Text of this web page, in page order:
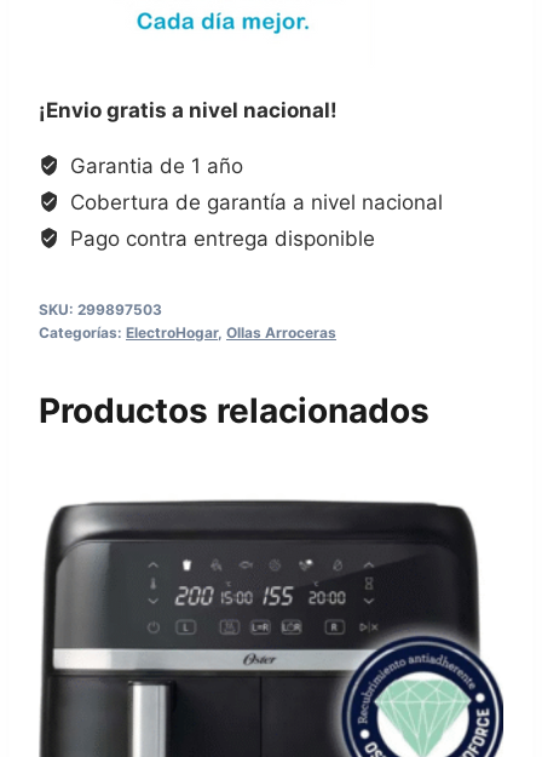
¡Envio gratis a nivel nacional!
Garantia de 1 año
Cobertura de garantía a nivel nacional
Pago contra entrega disponible
SKU: 299897503
Categorías: ElectroHogar, Ollas Arroceras
Productos relacionados